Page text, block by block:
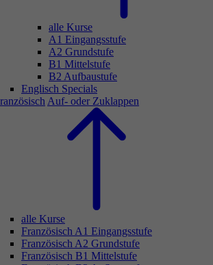
alle Kurse
A1 Eingangsstufe
A2 Grundstufe
B1 Mittelstufe
B2 Aufbaustufe
Englisch Specials
Auf- oder Zuklappen
alle Kurse
Französisch A1 Eingangsstufe
Französisch A2 Grundstufe
Französisch B1 Mittelstufe